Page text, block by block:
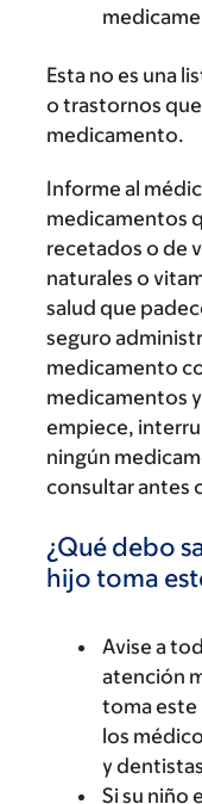
Esta no es una
o trastornos
medicamento.
Informe al
medicamentos
recetados o de
naturales o
salud que
seguro
medicamento
medicamentos
empiece,
ningún
consultar antes
¿Qué debo
hijo toma
Avise a
atención
toma este
los
y
Si su niño